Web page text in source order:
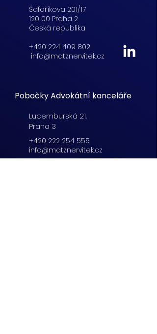
Šafaříkova 201/17
120 00 Praha 2
Česká republika
+420 224 409 802
info@matznervitek.cz
Pobočky Advokátní kanceláře
Lucemburská 21,
Praha 3
+420 222 254 555
info@matznervitek.cz